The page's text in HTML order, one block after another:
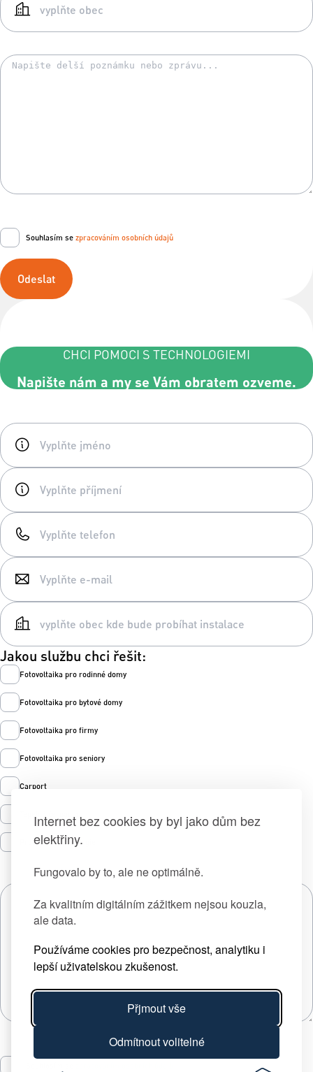
Internet bez cookies by byl jako dům bez
elektřiny.
Fungovalo by to, ale ne optimálně.
Za kvalitním digitálním zážitkem nejsou kouzla,
ale data.
Používáme cookies pro bezpečnost, analytiku i
lepší uživatelskou zkušenost.
Přjmout vše
Odmítnout volitelné
Souhlasím se zpracováním osobních údajů
Odeslat
CHCI POMOCI S TECHNOLOGIEMI
Napište nám a my se Vám obratem ozveme.
Jakou službu chci řešit:
Fotovoltaika pro rodinné domy
Fotovoltaika pro bytové domy
Fotovoltaika pro firmy
Fotovoltaika pro seniory
Carport
Prodej zelené energie